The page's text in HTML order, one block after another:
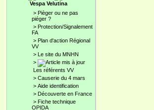
Vespa Velutina
> Pièger ou ne pas
piéger ?
> Protection/Signalement
FA
> Plan d'action Régional
VV
> Le site du MNHN
>
Les référents VV
> Causerie du 4 mars
> Aide identification
> Découverte en France
> Fiche technique
OPIDA